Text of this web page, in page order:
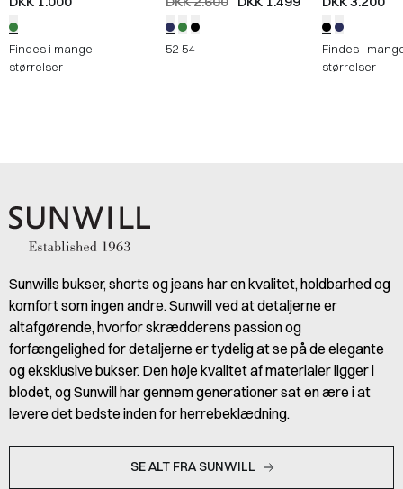
Findes i mange
størrelser
52 54
Findes i
størrelser
Sunwills bukser, shorts og jeans har en kvalitet, holdbarhed og
komfort som ingen andre. Sunwill ved at detaljerne er
altafgørende, hvorfor skrædderens passion og
forfængelighed for detaljerne er tydelig at se på de elegante
og eksklusive bukser. Den høje kvalitet af materialer ligger i
blodet, og Sunwill har gennem generationer sat en ære i at
levere det bedste inden for herrebeklædning.
SE ALT FRA SUNWILL